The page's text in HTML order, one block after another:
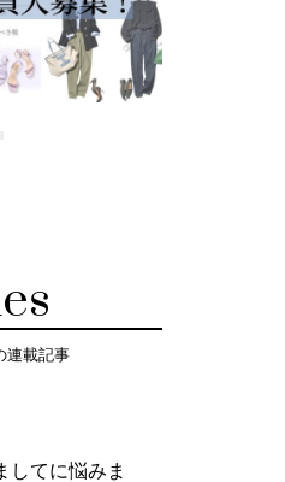
載記事
してに悩みま